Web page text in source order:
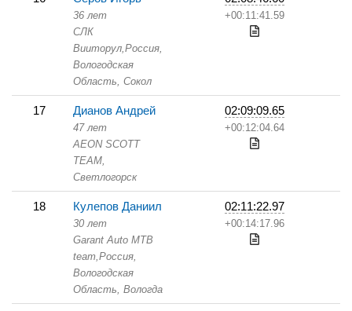
36 лет
СЛК
Вииторул,Россия,
Вологодская
Область, Сокол
+00:11:41.59
17 Дианов Андрей
47 лет
AEON SCOTT
TEAM,
Светлогорск
02:09:09.65
+00:12:04.64
18 Кулепов Даниил
30 лет
Garant Auto MTB
team,Россия,
Вологодская
Область, Вологда
02:11:22.97
+00:14:17.96